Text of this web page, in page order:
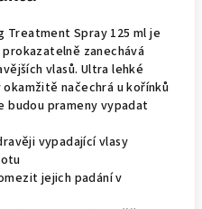
Treatment Spray 125 ml je
zanechává
vlasů. Ultra lehké
načechrá u kořínků
budou prameny vypadat
vypadající vlasy
jejich padání v